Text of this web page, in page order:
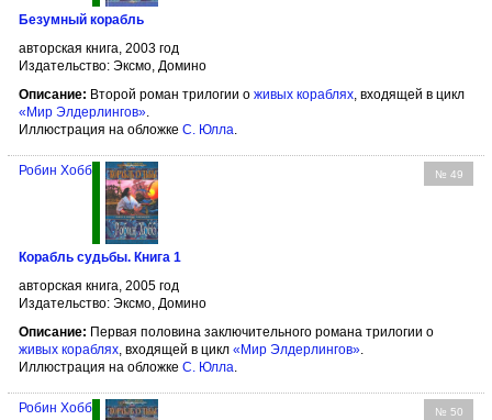
Безумный корабль
авторская книга, 2003 год
Издательство: Эксмо, Домино
Описание: Второй роман трилогии о живых кораблях, входящей в цикл
«Мир Элдерлингов».
Иллюстрация на обложке С. Юлла.
№ 49
Робин Хобб
Корабль судьбы. Книга 1
авторская книга, 2005 год
Издательство: Эксмо, Домино
Описание: Первая половина заключительного романа трилогии о
живых кораблях, входящей в цикл «Мир Элдерлингов».
Иллюстрация на обложке С. Юлла.
№ 50
Робин Хобб